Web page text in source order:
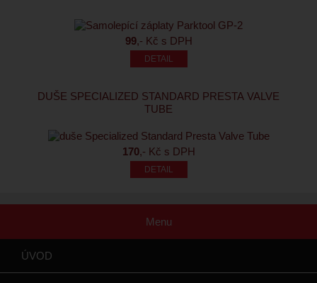
99,- Kč s DPH
DUŠE SPECIALIZED STANDARD PRESTA VALVE
TUBE
170,- Kč s DPH
Menu
ÚVOD